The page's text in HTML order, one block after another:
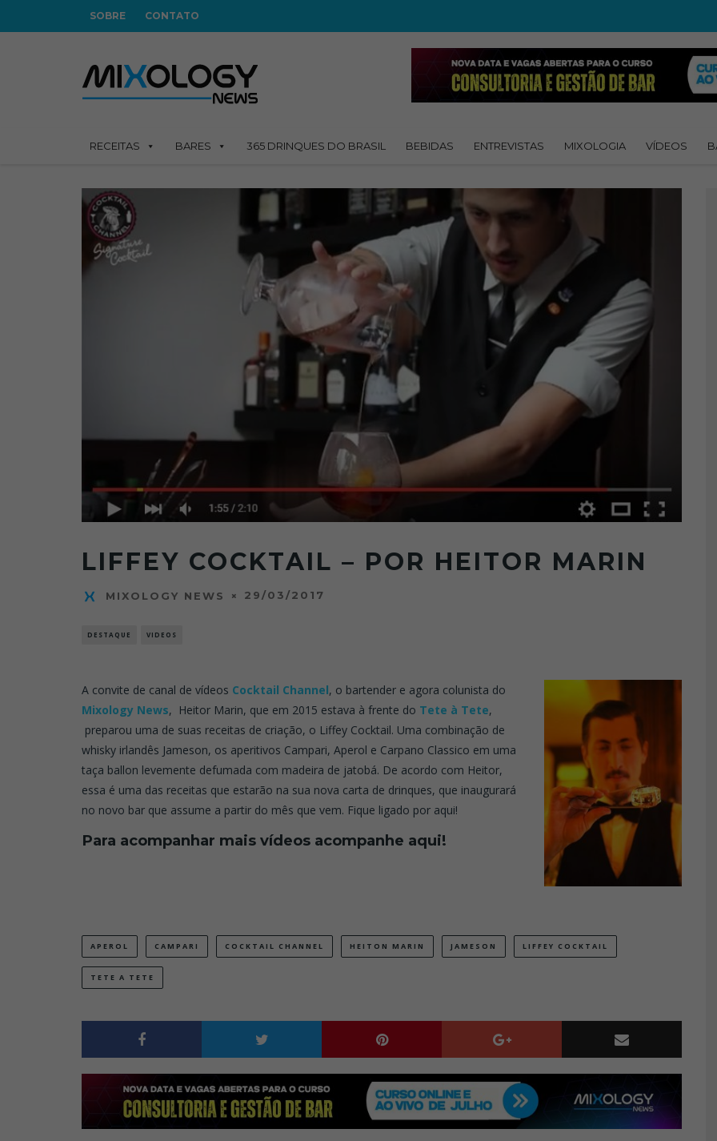
SOBRE CONTATO
RECEITAS BARES 365 DRINQUES DO BRASIL BEBIDAS ENTREVISTAS MIXOLOGIA VÍDEOS
LIFFEY COCKTAIL – POR HEITOR MARIN
MIXOLOGY NEWS 29/03/2017
DESTAQUE VIDEOS
A convite de canal de vídeos Cocktail Channel, o bartender e agora colunista do
Mixology News, Heitor Marin, que em 2015 estava à frente do Tete à Tete,
preparou uma de suas receitas de criação, o Liffey Cocktail. Uma combinação de
whisky irlandês Jameson, os aperitivos Campari, Aperol e Carpano Classico em uma
taça ballon levemente defumada com madeira de jatobá. De acordo com Heitor,
essa é uma das receitas que estarão na sua nova carta de drinques, que inaugurará
no novo bar que assume a partir do mês que vem. Fique ligado por aqui!
Para acompanhar mais vídeos acompanhe aqui!
APEROL CAMPARI COCKTAIL CHANNEL HEITON MARIN JAMESON LIFFEY COCKTAIL
TETE A TETE